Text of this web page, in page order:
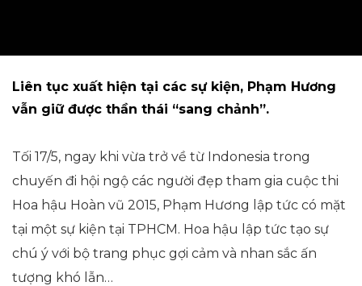
Liên tục xuất hiện tại các sự kiện, Phạm Hương
vẫn giữ được thần thái “sang chảnh”.
Tối 17/5, ngay khi vừa trở về từ Indonesia trong
chuyến đi hội ngộ các người đẹp tham gia cuộc thi
Hoa hậu Hoàn vũ 2015, Phạm Hương lập tức có mặt
tại một sự kiện tại TPHCM. Hoa hậu lập tức tạo sự
chú ý với bộ trang phục gợi cảm và nhan sắc ấn
tượng khó lẫn…